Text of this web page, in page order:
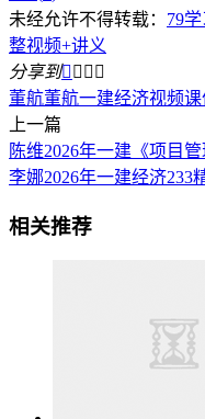
未经允许不得转载： 79学
整视频+讲义
分享到   
董航董航一建经济视频课
上一篇
陈维2026年一建《项目
李娜2026年一建经济233
相关推荐